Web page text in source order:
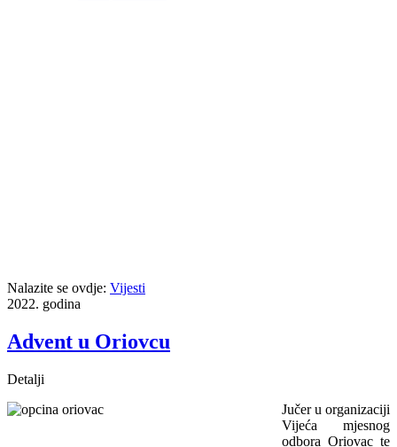
Nalazite se ovdje: Vijesti
2022. godina
Advent u Oriovcu
Detalji
Jučer u organizaciji
Vijeća mjesnog
odbora Oriovac te